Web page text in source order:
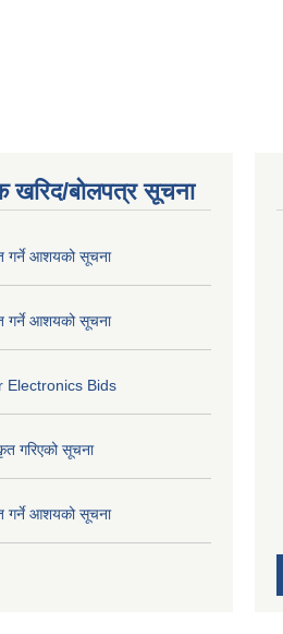
खरिद/बोलपत्र सूचना
गर्ने आशयको सूचना
गर्ने आशयको सूचना
Electronics Bids
गरिएको सूचना
गर्ने आशयको सूचना